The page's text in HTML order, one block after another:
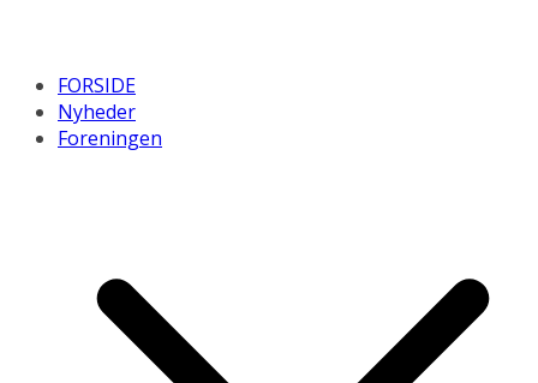
FORSIDE
Nyheder
Foreningen